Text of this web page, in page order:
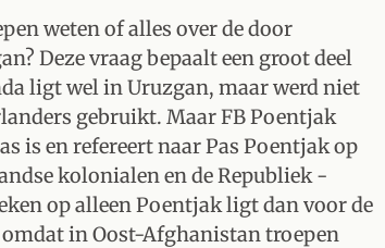
weten of alles over de door
Deze vraag bepaalt een groot deel
ligt wel in Uruzgan, maar werd niet
gebruikt. Maar FB Poentjak
is en refereert naar Pas Poentjak op
kolonialen en de Republiek -
op alleen Poentjak ligt dan voor de
in Oost-Afghanistan troepen